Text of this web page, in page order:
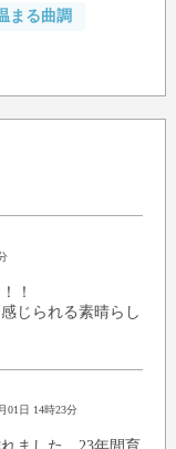
まる曲調
！
じられる素晴らし
01日 14時23分